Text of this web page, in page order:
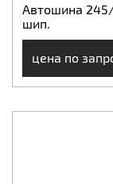
Автошина 245/
шип.
цена по